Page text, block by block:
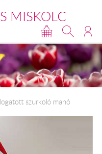
MISKOLC
szurkoló manó